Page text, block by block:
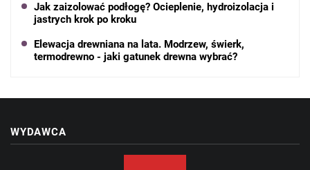
Jak zaizolować podłogę? Ocieplenie, hydroizolacja i
jastrych krok po kroku
Elewacja drewniana na lata. Modrzew, świerk,
termodrewno - jaki gatunek drewna wybrać?
WYDAWCA